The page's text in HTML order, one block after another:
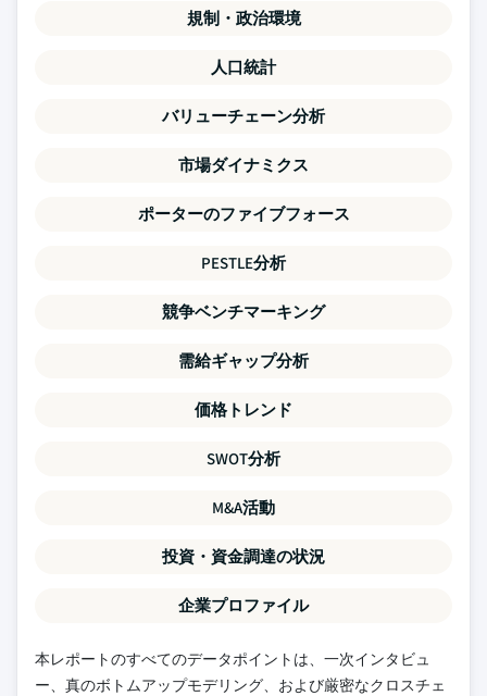
規制・政治環境
人口統計
バリューチェーン分析
市場ダイナミクス
ポーターのファイブフォース
PESTLE分析
競争ベンチマーキング
需給ギャップ分析
価格トレンド
SWOT分析
M&A活動
投資・資金調達の状況
企業プロファイル
本レポートのすべてのデータポイントは、一次インタビュ
ー、真のボトムアップモデリング、および厳密なクロスチェ